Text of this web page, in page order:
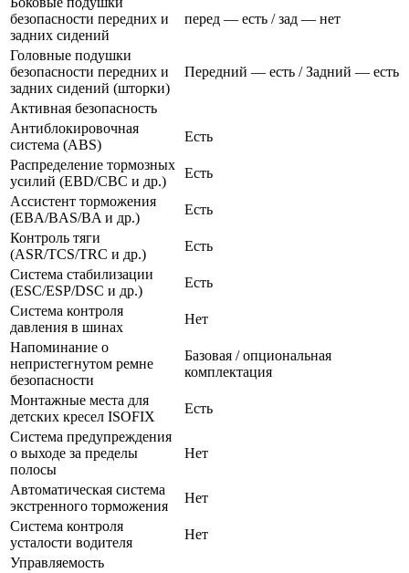
безопасности передних и
задних сидений
перед — есть / зад — нет
Головные подушки
безопасности передних и
задних сидений (шторки)
Передний — есть / Задний — есть
Активная безопасность
Антиблокировочная
система (ABS)
Есть
Распределение тормозных
усилий (EBD/CBC и др.)
Есть
Ассистент торможения
(EBA/BAS/BA и др.)
Есть
Контроль тяги
(ASR/TCS/TRC и др.)
Есть
Система стабилизации
(ESC/ESP/DSC и др.)
Есть
Система контроля
давления в шинах
Нет
Напоминание о
непристегнутом ремне
безопасности
Базовая / опциональная
комплектация
Монтажные места для
детских кресел ISOFIX
Есть
Система предупреждения
о выходе за пределы
полосы
Нет
Автоматическая система
экстренного торможения
Нет
Система контроля
усталости водителя
Нет
Управляемость